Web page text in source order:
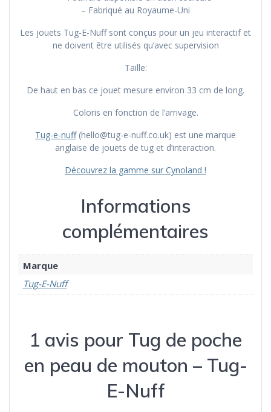
– Fabriqué au Royaume-Uni
Les jouets Tug-E-Nuff sont conçus pour un jeu interactif et
ne doivent être utilisés qu’avec supervision
Taille:
De haut en bas ce jouet mesure environ 33 cm de long.
Coloris en fonction de l’arrivage.
Tug-e-nuff(hello@tug-e-nuff.co.uk) est une marque
anglaise de jouets de tug et d’interaction.
Découvrez la gamme sur Cynoland !
Informations
complémentaires
Marque
Tug-E-Nuff
1 avis pour Tug de poche
en peau de mouton – Tug-
E-Nuff